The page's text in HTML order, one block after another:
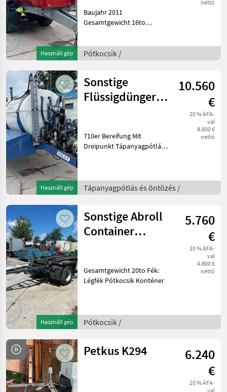
Használt gép
nettó
Baujahr 2011
Gesamtgewicht 16to
Hidraulikus fék, hidraulikus
oldalfalreteszelés,
Pótkocsik Bi
Pótkocsik /
Használt gép
Sonstige
Flüssigdünger
10.560
€
20 % ÁFA-
val
8.800 €
nettó
710er Bereifung Mit
Dreipunkt Tápanyagpótlás
Tápanyagpótlás és öntözés /
Használt gép
Sonstige Abroll
Container
5.760
€
20 % ÁFA-
val
4.800 €
nettó
Gesamtgewicht 20to Fék:
Légfék Pótkocsik Konténer
Pótkocsik /
Petkus K294
6.240
€
20 % ÁFA-
val